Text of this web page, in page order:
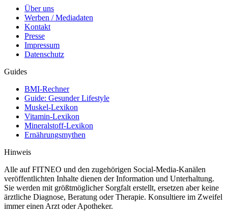
Über uns
Werben / Mediadaten
Kontakt
Presse
Impressum
Datenschutz
Guides
BMI-Rechner
Guide: Gesunder Lifestyle
Muskel-Lexikon
Vitamin-Lexikon
Mineralstoff-Lexikon
Ernährungsmythen
Hinweis
Alle auf FITNEO und den zugehörigen Social-Media-Kanälen
veröffentlichten Inhalte dienen der Information und Unterhaltung.
Sie werden mit größtmöglicher Sorgfalt erstellt, ersetzen aber keine
ärztliche Diagnose, Beratung oder Therapie. Konsultiere im Zweifel
immer einen Arzt oder Apotheker.